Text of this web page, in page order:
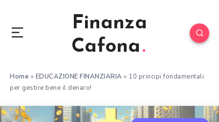
Finanza
Cafona
Home » EDUCAZIONE FINANZIARIA » 10 principi fondamentali
per gestire bene il denaro!